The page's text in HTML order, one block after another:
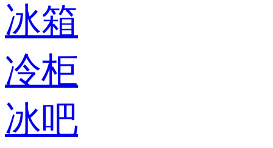
冰箱
冷柜
冰吧